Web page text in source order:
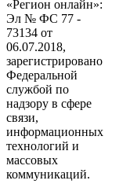
«Регион онлайн»:
Эл № ФС 77 -
73134 от
06.07.2018,
зарегистрировано
Федеральной
службой по
надзору в сфере
связи,
информационных
технологий и
массовых
коммуникаций.